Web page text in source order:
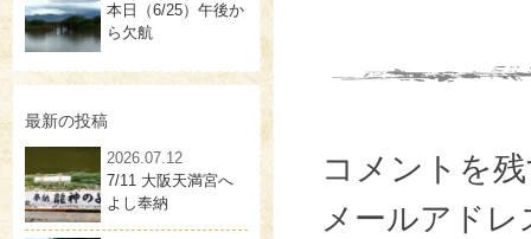
本日（6/25）午後か
ら欠航
最新の投稿
2026.07.12
7/11 大阪天満宮へ
よし奉納
コメントを
メールアド